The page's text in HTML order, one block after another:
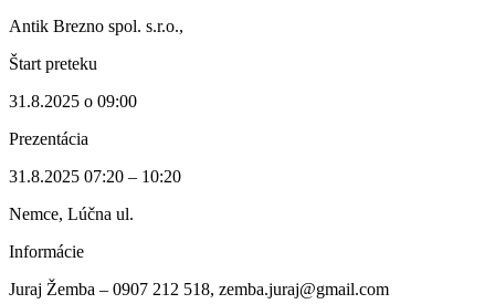
Antik Brezno spol. s.r.o.,
Štart preteku
31.8.2025 o 09:00
Prezentácia
31.8.2025 07:20 – 10:20
Nemce, Lúčna ul.
Informácie
Juraj Žemba – 0907 212 518, zemba.juraj@gmail.com